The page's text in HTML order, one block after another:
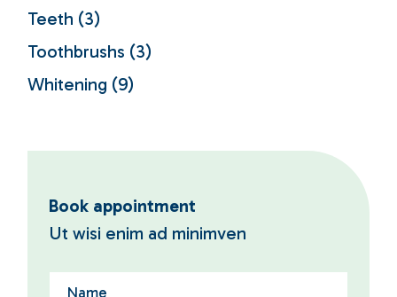
Teeth (3)
Toothbrushs (3)
Whitening (9)
Book appointment
Ut wisi enim ad minimven